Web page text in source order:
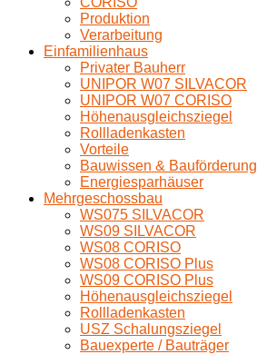
Produktion
Verarbeitung
Einfamilienhaus
Privater Bauherr
UNIPOR W07 SILVACOR
UNIPOR W07 CORISO
Höhenausgleichsziegel
Rollladenkasten
Vorteile
Bauwissen & Bauförderung
Energiesparhäuser
Mehrgeschossbau
WS075 SILVACOR
WS09 SILVACOR
WS08 CORISO
WS08 CORISO Plus
WS09 CORISO Plus
Höhenausgleichsziegel
Rollladenkasten
USZ Schalungsziegel
Bauexperte / Bauträger